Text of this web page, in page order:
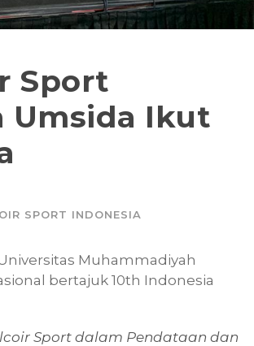
Sport
Umsida Ikut
SPORT INDONESIA
Muhammadiyah
bertajuk 10th Indonesia
Sport dalam Pendataan dan